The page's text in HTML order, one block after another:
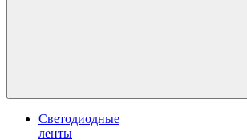
Светодиодные
ленты